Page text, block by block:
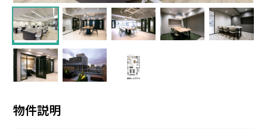
物件説明